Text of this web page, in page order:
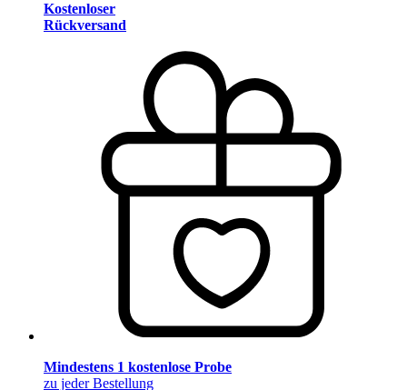
Kostenloser
Rückversand
Mindestens 1 kostenlose Probe
zu jeder Bestellung